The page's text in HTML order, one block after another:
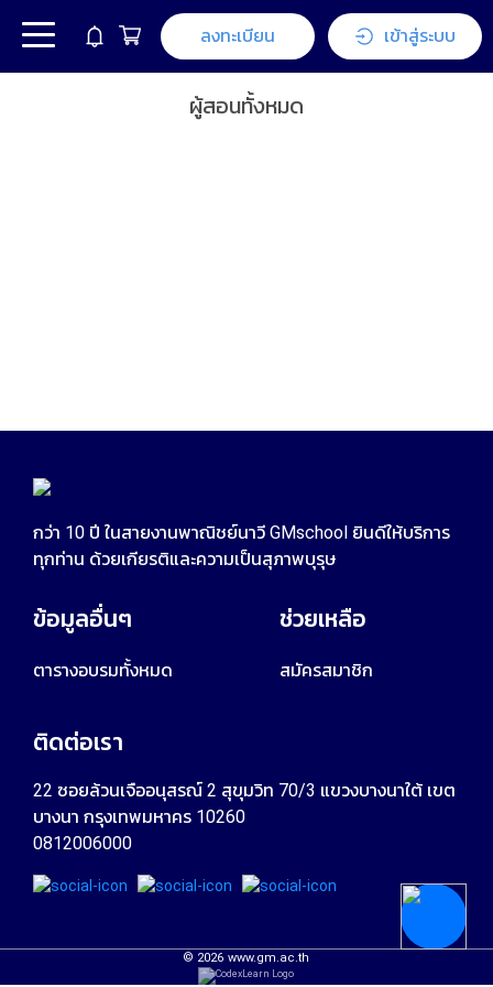
ลงทะเบียน เข้าสู่ระบบ
ผู้สอนทั้งหมด
กว่า 10 ปี ในสายงานพาณิชย์นาวี GMschool ยินดีให้บริการ
ทุกท่าน ด้วยเกียรติและความเป็นสุภาพบุรุษ
ข้อมูลอื่นๆ
ตารางอบรมทั้งหมด
ช่วยเหลือ
สมัครสมาชิก
ติดต่อเรา
22 ซอยล้วนเจืออนุสรณ์ 2 สุขุมวิท 70/3 แขวงบางนาใต้ เขต
บางนา กรุงเทพมหาคร 10260
0812006000
© 2026 www.gm.ac.th